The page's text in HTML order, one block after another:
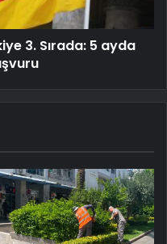
3. Sırada: 5 ayda